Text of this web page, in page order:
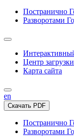
Постранично
Разворотами
Центр загрузки
Карта сайта
en
Скачать PDF
Постранично
Разворотами